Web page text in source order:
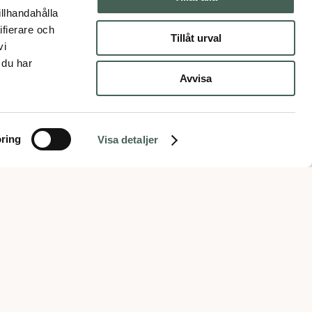
och
har
Visa detaljer
Tillåt urval
Avvisa